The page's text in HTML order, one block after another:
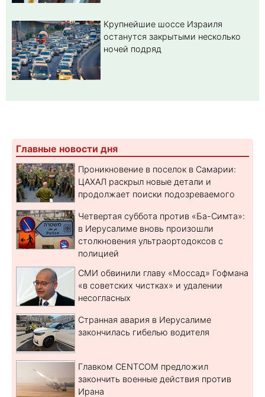
Крупнейшие шоссе Израиля
останутся закрытыми несколько
ночей подряд
Главные новости дня
Проникновение в поселок в Самарии:
ЦАХАЛ раскрыл новые детали и
продолжает поиски подозреваемого
Четвертая суббота против «Ба-Симта»:
в Иерусалиме вновь произошли
столкновения ультраортодоксов с
полицией
СМИ обвинили главу «Моссад» Гофмана
«в советских чистках» и удалении
несогласных
Странная авария в Иерусалиме
закончилась гибелью водителя
Главком CENTCOM предложил
закончить военные действия против
Ирана